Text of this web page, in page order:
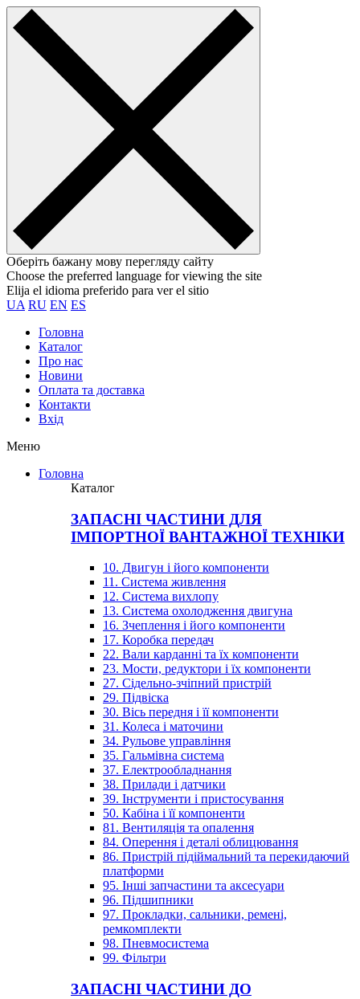
Оберіть бажану мову перегляду сайту
Choose the preferred language for viewing the site
Elija el idioma preferido para ver el sitio
UA RU EN ES
Головна
Каталог
Про нас
Новини
Оплата та доставка
Контакти
Вхiд
Меню
Головна
Каталог
ЗАПАСНІ ЧАСТИНИ ДЛЯ
ІМПОРТНОЇ ВАНТАЖНОЇ ТЕХНІКИ
10. Двигун і його компоненти
11. Система живлення
12. Система вихлопу
13. Система охолодження двигуна
16. Зчеплення і його компоненти
17. Коробка передач
22. Вали карданні та їх компоненти
23. Мости, редуктори і їх компоненти
27. Сідельно-зчіпний пристрій
29. Підвіска
30. Вісь передня і її компоненти
31. Колеса і маточини
34. Рульове управління
35. Гальмівна система
37. Електрообладнання
38. Прилади і датчики
39. Інструменти і пристосування
50. Кабіна і її компоненти
81. Вентиляція та опалення
84. Оперення і деталі облицювання
86. Пристрій підіймальний та перекидаючий
платформи
95. Інші запчастини та аксесуари
96. Підшипники
97. Прокладки, сальники, ремені,
ремкомплекти
98. Пневмосистема
99. Фільтри
ЗАПАСНІ ЧАСТИНИ ДО